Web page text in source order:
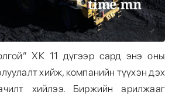
ХК 11 дүгээр сард энэ оны
хийж, компанийн түүхэн дэх
хийлээ. Биржийн арилжааг